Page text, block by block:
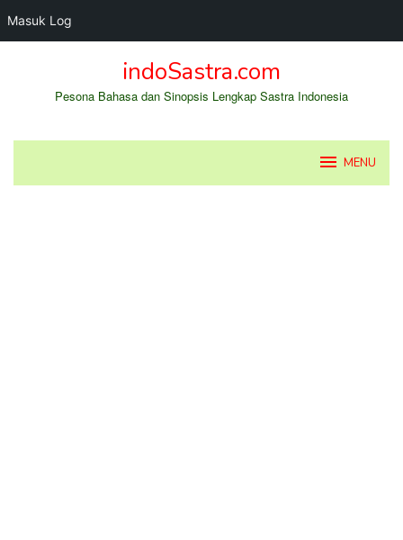
Masuk Log
indoSastra.com
Pesona Bahasa dan Sinopsis Lengkap Sastra Indonesia
MENU